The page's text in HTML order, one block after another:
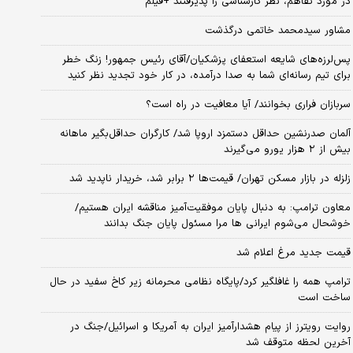
مشاور سیدمحمد خاتمی درگذشت
پس‌لرزه‌های شایعه استعفای پزشکیان/آقای رئیس جمهور! زنگ خطر
برای تیم رسانه‌ای شما به صدا درآمده، در کار خود تجدید نظر کنید
سربازان فراری بخوانند/ آیا معافیت در راه است؟
آلمان صدرنشین حداقل دستمزد اروپا شد/ کارگران حداقل‌بگیر ماهانه
بیش از ۲ هزار یورو می‌گیرند
زلزله در بازار مسکن تهران/ قیمت‌ها ۲ برابر شد، خریدار ناپدید شد
معاون ترامپ: به دنبال پایان موفقیت‌آمیز مناقشه ایران هستیم/
خوشحال می‌شوم ایرانی ها مرا مسئول پایان جنگ بدانند
قیمت جدید مرغ اعلام شد
ترامپ همه را غافلگیر کرد/پایگاه نظامی محرمانه زیر کاخ سفید در حال
ساخت است
روایت رویترز از پیام هشدارآمیز ایران به آمریکا و اسرائیل/جنگ در
آخرین لحظه متوقف شد